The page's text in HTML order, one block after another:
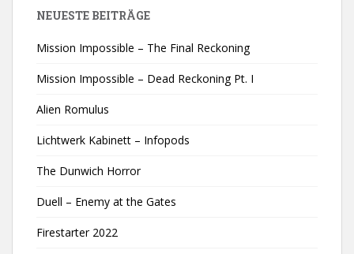
NEUESTE BEITRÄGE
Mission Impossible – The Final Reckoning
Mission Impossible – Dead Reckoning Pt. I
Alien Romulus
Lichtwerk Kabinett – Infopods
The Dunwich Horror
Duell – Enemy at the Gates
Firestarter 2022